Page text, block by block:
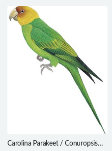
Carolina Parakeet / Conuropsis